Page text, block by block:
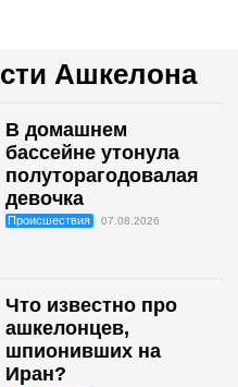
Ашкелона
В домашнем
бассейне утонула
полуторагодовалая
девочка
Происшествия 07.08.2026
Что известно про
ашкелонцев,
шпионивших на
Иран?